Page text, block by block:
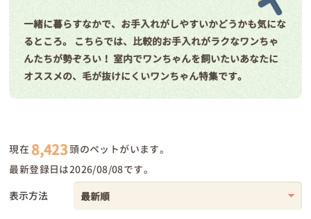
一緒に暮らすなかで、お手入れがしやすいかどうかも気にな
るところ。
こちらでは、比較的お手入れがラクなワンちゃ
んたちが勢ぞろい！ 室内でワンちゃんを飼いたいあなたに
オススメの、毛が抜けにくいワンちゃん特集です。
現在 8,423頭のペットがいます。
最新登録日は2026/08/08です。
表示方法